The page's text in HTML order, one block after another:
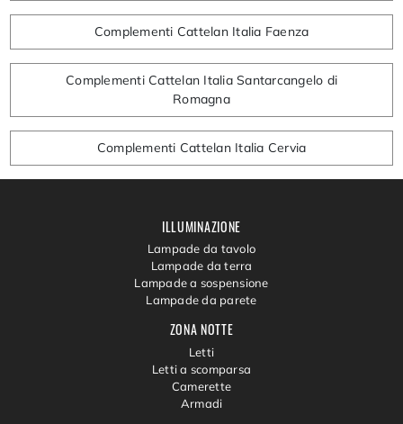
Complementi Cattelan Italia Faenza
Complementi Cattelan Italia Santarcangelo di
Romagna
Complementi Cattelan Italia Cervia
ZONA NOTTE
Letti
Letti a scomparsa
Camerette
Armadi
ILLUMINAZIONE
Lampade da tavolo
Lampade da terra
Lampade a sospensione
Lampade da parete